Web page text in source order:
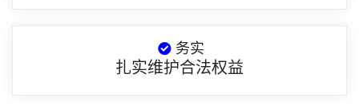
务实
扎实维护合法权益